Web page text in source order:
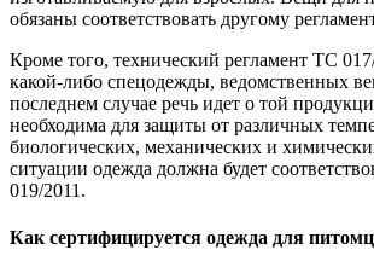
обязаны соответствовать другому
Кроме того, технический регламент ТС
какой-либо спецодежды, ведомственных
последнем случае речь идет о той
необходима для защиты от различных
биологических, механических и
ситуации одежда должна будет
019/2011.
Как сертифицируется одежда для